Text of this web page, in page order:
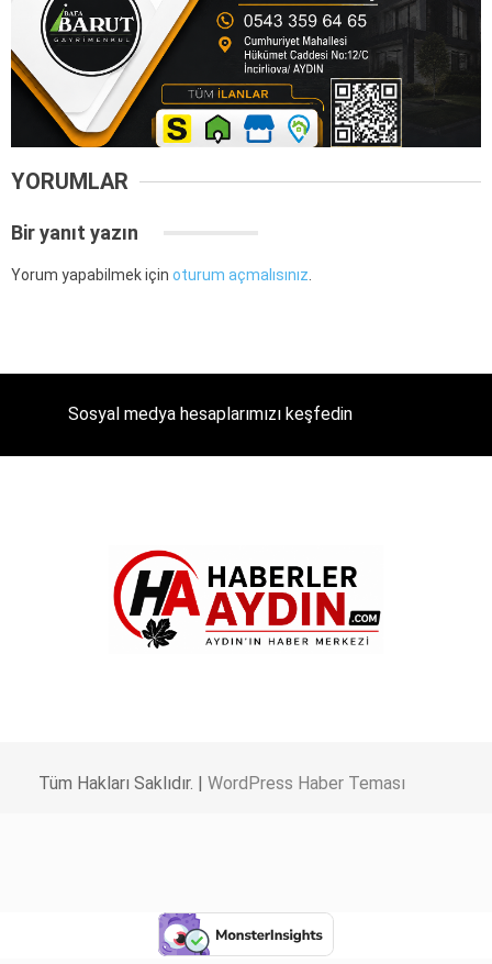
YORUMLAR
Bir yanıt yazın
Yorum yapabilmek için oturum açmalısınız.
Sosyal medya hesaplarımızı keşfedin
Tüm Hakları Saklıdır. | WordPress Haber Teması